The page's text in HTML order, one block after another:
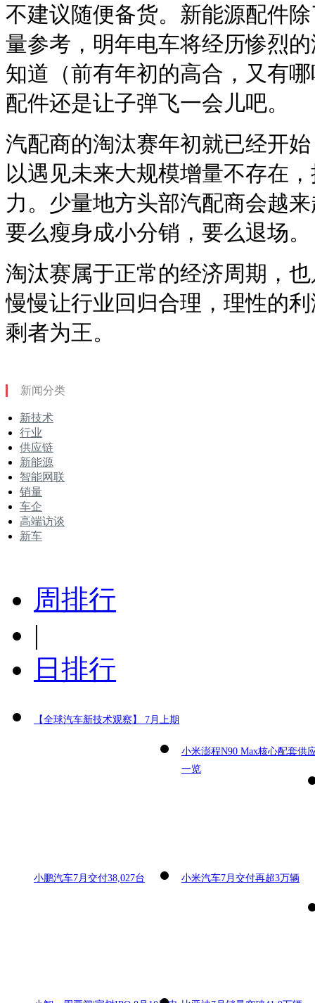
不建议随便备货。新能源配件
量参考，明年电车将经历惨烈
知道（前有年初的高合，又有
配件还是让子弹飞一会儿吧。
汽配商的淘汰赛年初就已经开
以遇见未来大规模增量不存在
力。少量地方头部汽配商会越
要么瘦身成小分销，要么退场。
淘汰赛属于正常的经济周期，
慢慢让行业回归合理，理性的
剩者为王。
新闻分类
新技术
行业
供应链
新能源
智能网联
销量
车企
高端访谈
新车
周排行
|
日排行
【全球汽车新技术观察】 7月上期
小米澎程N90 Max核心配套供
一览
小鹏汽车7月交付38,027台 小米汽车7月交付再超3万辆